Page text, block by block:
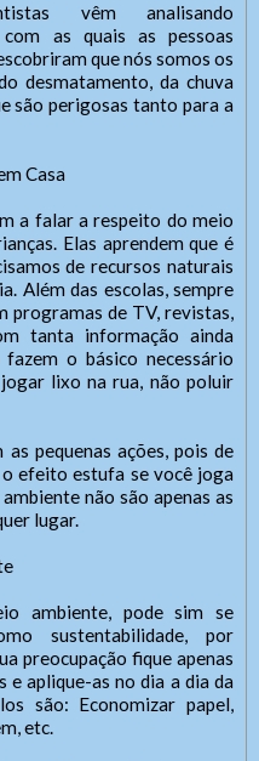
vêm analisando
as quais as pessoas
que nós somos os
desmatamento, da chuva
são perigosas tanto para a
Casa
a falar a respeito do meio
Elas aprendem que é
de recursos naturais
Além das escolas, sempre
programas de TV, revistas,
tanta informação ainda
o básico necessário
lixo na rua, não poluir
pequenas ações, pois de
efeito estufa se você joga
não são apenas as
lugar.
ambiente, pode sim se
sustentabilidade, por
preocupação fique apenas
e aplique-as no dia a dia da
são: Economizar papel,
etc.